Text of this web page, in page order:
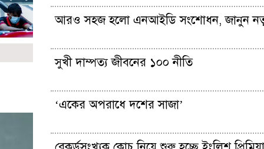
আরও সহজ হলো এনআইডি সংশোধন, জানুন
সুখী দাম্পত্য জীবনের ১০০ নীতি
‘একের অপরাধে দশের সাজা’